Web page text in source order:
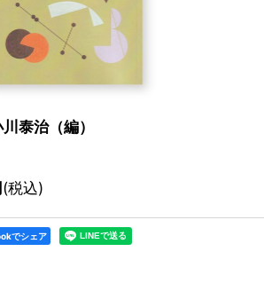
泰治（編）
(税込)
でシェア